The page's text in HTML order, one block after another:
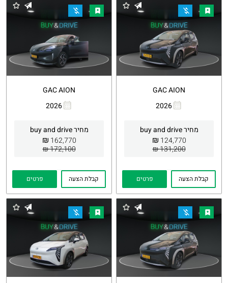
GAC AION
2026
מחיר buy and drive
124,770
₪
131,200 ₪
Whatsapp
קבלת הצעה פרטים
GAC AION
2026
מחיר buy and drive
162,770
₪
172,100 ₪
Whatsapp
קבלת הצעה פרטים